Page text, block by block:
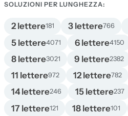
SOLUZIONI PER LUNGHEZZA:
2 lettere181 3 lettere766
5 lettere4071 6 lettere4150
8 lettere3021 9 lettere2382
11 lettere972 12 lettere782
14 lettere246 15 lettere237
17 lettere121 18 lettere101